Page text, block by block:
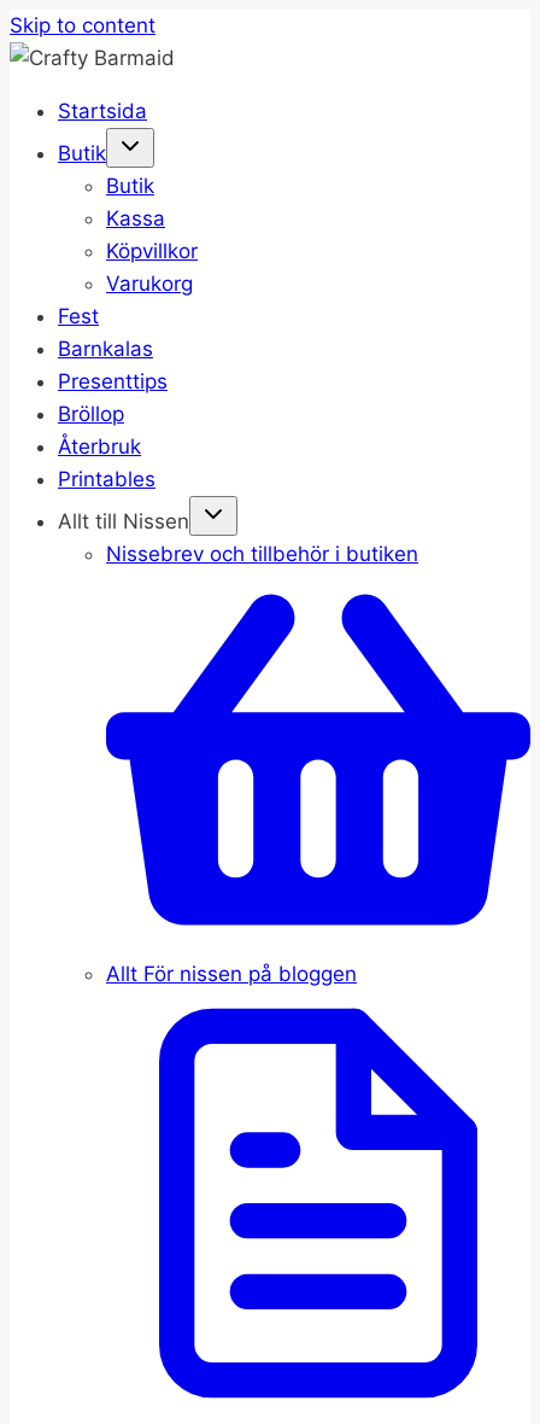
Skip to content
Startsida
Butik
Butik
Kassa
Köpvillkor
Varukorg
Fest
Barnkalas
Presenttips
Bröllop
Återbruk
Printables
Allt till Nissen
Nissebrev och tillbehör i butiken
Allt För nissen på bloggen